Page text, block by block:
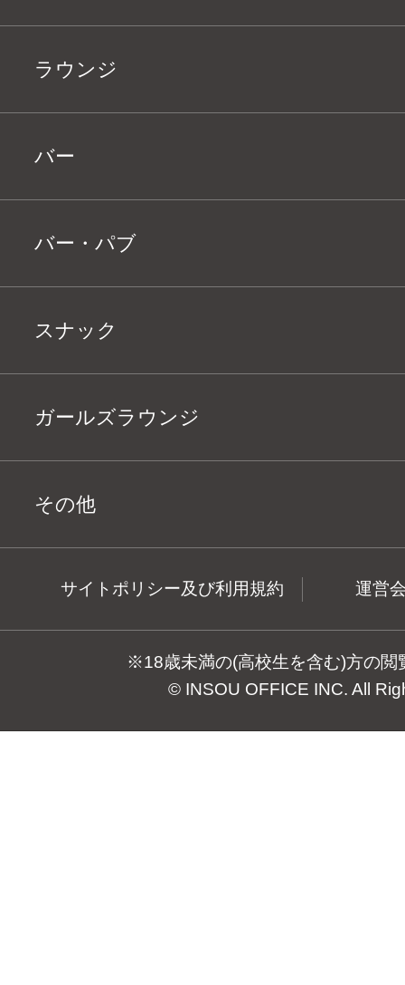
ラウンジ
バー
バー・パブ
スナック
ガールズラウンジ
その他
サイトポリシー及び利用規約 運営
※18歳未満の(高校生を含む)方の閲
© INSOU OFFICE INC. All